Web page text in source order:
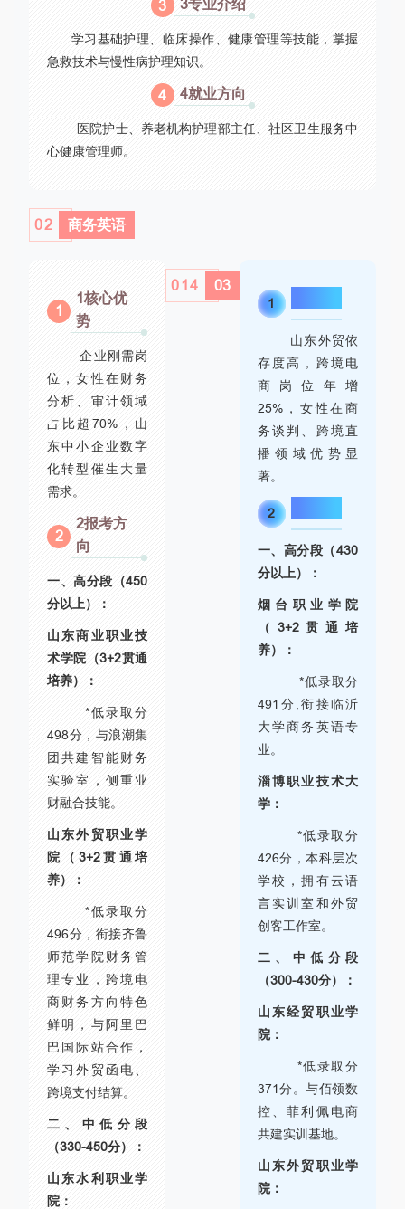
3 3专业介绍
学习基础护理、临床操作、健康管理等技能，掌握
急救技术与慢性病护理知识。
4 4就业方向
医院护士、养老机构护理部主任、社区卫生服务中
心健康管理师。
02 商务英语
1
1核心优
势
企业刚需岗
位，女性在财务
分析、审计领域
占比超70%，山
东中小企业数字
化转型催生大量
需求。
2
2报考方
向
一、高分段（450
分以上）：
山东商业职业技
术学院（3+2贯通
培养）：
*低录取分
498分，与浪潮集
团共建智能财务
实验室，侧重业
财融合技能。
山东外贸职业学
院（3+2贯通培
养）：
*低录取分
496分，衔接齐鲁
师范学院财务管
理专业，跨境电
商财务方向特色
鲜明，与阿里巴
巴国际站合作，
学习外贸函电、
跨境支付结算。
二、中低分段
（330-450分）：
山东水利职业学
院：
014 03
1
山东外贸依
存度高，跨境电
商岗位年增
25%，女性在商
务谈判、跨境直
播领域优势显
著。
2
一、高分段（430
分以上）：
烟台职业学院
（3+2贯通培
养）：
*低录取分
491分,衔接临沂
大学商务英语专
业。
淄博职业技术大
学：
*低录取分
426分，本科层次
学校，拥有云语
言实训室和外贸
创客工作室。
二、中低分段
（300-430分）：
山东经贸职业学
院：
*低录取分
371分。与佰领数
控、菲利佩电商
共建实训基地。
山东外贸职业学
院：